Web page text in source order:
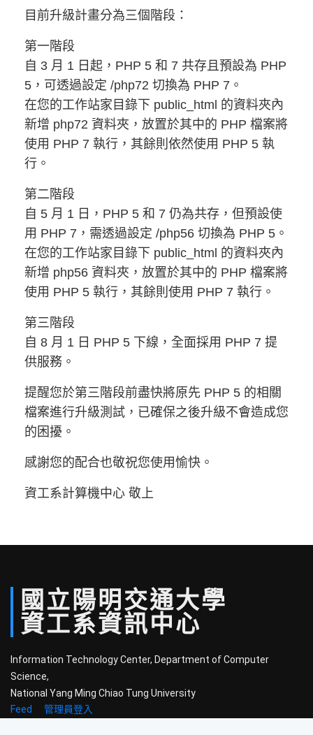
目前升級計畫分為三個階段：
第一階段
自 3 月 1 日起，PHP 5 和 7 共存且預設為 PHP
5，可透過設定 /php72 切換為 PHP 7。
在您的工作站家目錄下 public_html 的資料夾內
新增 php72 資料夾，放置於其中的 PHP 檔案將
使用 PHP 7 執行，其餘則依然使用 PHP 5 執
行。
第二階段
自 5 月 1 日，PHP 5 和 7 仍為共存，但預設使
用 PHP 7，需透過設定 /php56 切換為 PHP 5。
在您的工作站家目錄下 public_html 的資料夾內
新增 php56 資料夾，放置於其中的 PHP 檔案將
使用 PHP 5 執行，其餘則使用 PHP 7 執行。
第三階段
自 8 月 1 日 PHP 5 下線，全面採用 PHP 7 提
供服務。
提醒您於第三階段前盡快將原先 PHP 5 的相關
檔案進行升級測試，已確保之後升級不會造成您
的困擾。
感謝您的配合也敬祝您使用愉快。
資工系計算機中心 敬上
國立 陽明 交通大學
資工系資訊中心
Information Technology Center, Department of Computer
Science,
National Yang Ming Chiao Tung University
Feed
管理員登入